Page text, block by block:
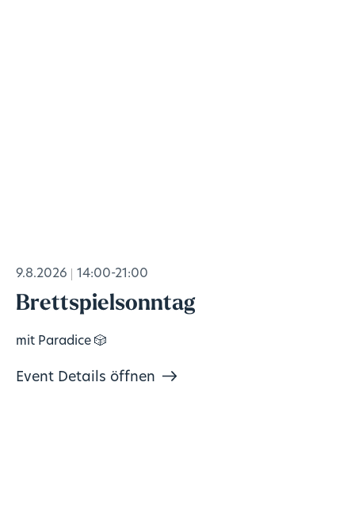
9.8.2026 14:00-21:00
Brettspielsonntag
mit Paradice 🎲
Event Details öffnen